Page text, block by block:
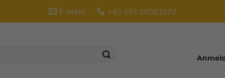
E-MAIL +43 699 19083372